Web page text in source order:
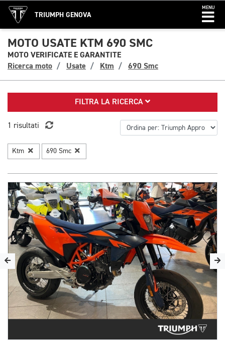
TRIUMPH GENOVA
MENU
MOTO USATE KTM 690 SMC
MOTO VERIFICATE E GARANTITE
Ricerca moto
Usate Ktm 690 Smc
FILTRA LA RICERCA
1 risultati
Ktm 690 Smc
1/2